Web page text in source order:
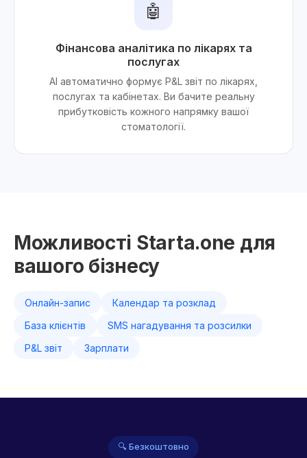
🤖
Фінансова аналітика по лікарях та
послугах
AI автоматично формує P&L звіт по лікарях,
послугах та кабінетах. Ви бачите реальну
прибутковість кожного напрямку вашої
стоматології.
Можливості Starta.one для
вашого бізнесу
Онлайн-запис
Календар та розклад
База клієнтів
SMS нагадування та розсилки
P&L звіт
Зарплати
🔍 Безкоштовно